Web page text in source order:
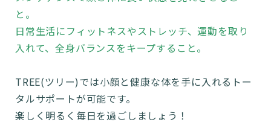
と。
日常生活にフィットネスやストレッチ、運動を取り
入れて、全身バランスをキープすること。
TREE(ツリー)では小顔と健康な体を手に入れるトー
タルサポートが可能です。
楽しく明るく毎日を過ごしましょう！